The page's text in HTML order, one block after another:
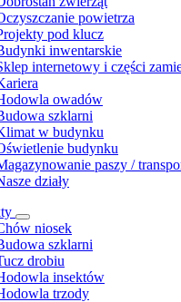
powietrza
pod klucz
inwentarskie
internetowy i części
owadów
szklarni
w budynku
budynku
paszy /
działy
niosek
szklarni
drobiu
insektów
trzody